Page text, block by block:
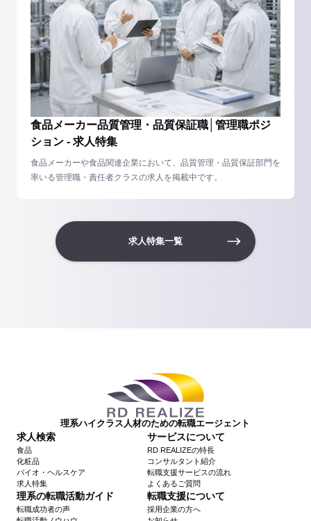
食品メーカー品質管理・品質保証職│管理職ポジ
ション - 求人特集
食品メーカーや食品関連企業において、品質管理・品質保証部門を
率いる管理職・責任者クラスの求人を掲載中です。
求人特集一覧
理系ハイクラス人材のための転職エージェント
求人検索
食品
化粧品
バイオ・ヘルスケア
求人特集
サービスについて
RD REALIZEの特長
コンサルタント紹介
転職支援サービスの流れ
よくあるご質問
理系の転職活動ガイド
転職成功者の声
転職支援について
採用企業の方へ